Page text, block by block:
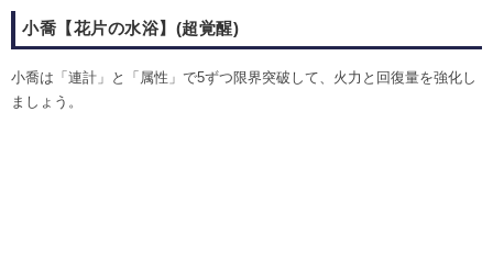
小喬【花片の水浴】(超覚醒)
小喬は「連計」と「属性」で5ずつ限界突破して、火力と回復量を強化し
ましょう。